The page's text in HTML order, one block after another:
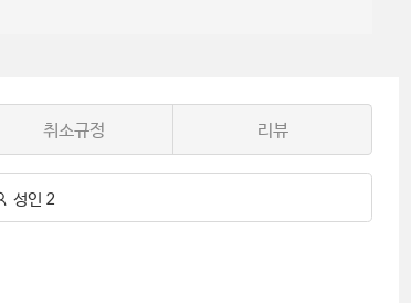
취소규정 리뷰
성인 2